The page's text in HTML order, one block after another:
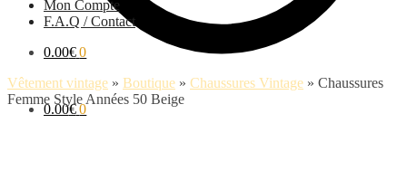
0.00€ 0
Mon Compte
F.A.Q / Contact
0.00€ 0
Vêtement vintage » Boutique » Chaussures Vintage » Chaussures
Femme Style Années 50 Beige